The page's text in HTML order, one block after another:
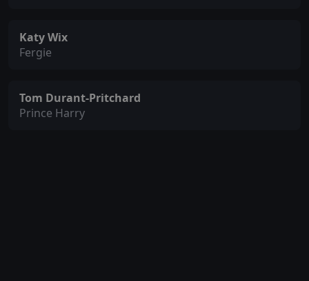
Katy Wix
Fergie
Tom Durant-Pritchard
Prince Harry